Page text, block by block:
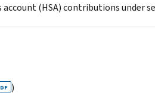
(HSA) contributions under
)